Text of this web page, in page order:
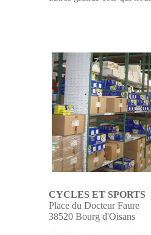
CYCLES ET SPORTS
Place du Docteur Faure
38520 Bourg d'Oisans